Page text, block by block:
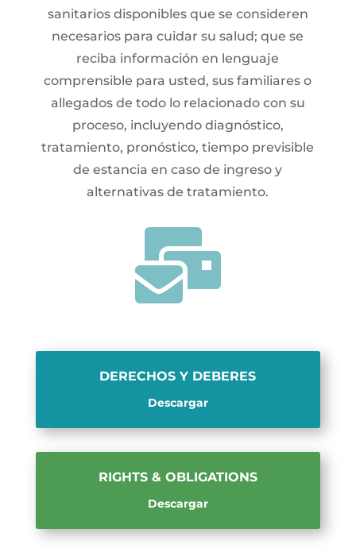
sanitarios disponibles que se consideren
necesarios para cuidar su salud; que se
reciba información en lenguaje
comprensible para usted, sus familiares o
allegados de todo lo relacionado con su
proceso, incluyendo diagnóstico,
tratamiento, pronóstico, tiempo previsible
de estancia en caso de ingreso y
alternativas de tratamiento.

DERECHOS Y DEBERES
Descargar
RIGHTS & OBLIGATIONS
Descargar